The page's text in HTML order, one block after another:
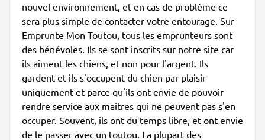
nouvel environnement, et en cas de problème ce
sera plus simple de contacter votre entourage. Sur
Emprunte Mon Toutou, tous les emprunteurs sont
des bénévoles. Ils se sont inscrits sur notre site car
ils aiment les chiens, et non pour l'argent. Ils
gardent et ils s'occupent du chien par plaisir
uniquement et parce qu'ils ont envie de pouvoir
rendre service aux maîtres qui ne peuvent pas s'en
occuper. Souvent, ils ont du temps libre, et ont envie
de le passer avec un toutou. La plupart des